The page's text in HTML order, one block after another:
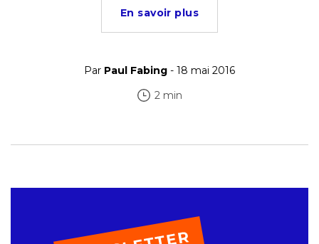
En savoir plus
Par Paul Fabing - 18 mai 2016
2 min